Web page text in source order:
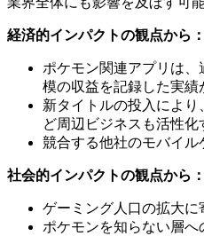
経済的インパクトの観点から：
ポケモン関連アプリは
模の収益を記録した実績
新タイトルの投入によ
ど周辺ビジネスも活性化
競合する他社のモバイル
社会的インパクトの観点から：
ゲーミング人口の拡大に
ポケモンを知らない層へ